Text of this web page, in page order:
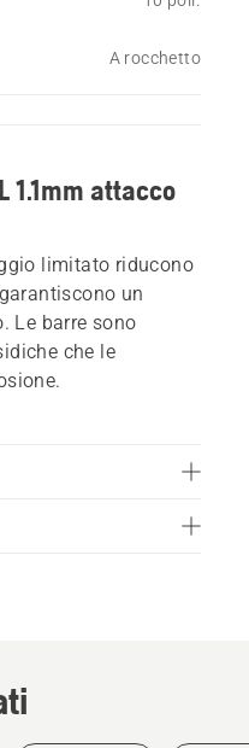
A rocchetto
1.1mm attacco
limitato riducono
un
Le barre sono
che le